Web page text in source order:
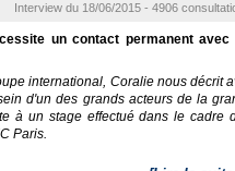
Interview du 18/06/2015 - 4906
un contact permanent avec
international, Coralie nous décrit
d'un des grands acteurs de la
à un stage effectué dans le cadre
Paris.